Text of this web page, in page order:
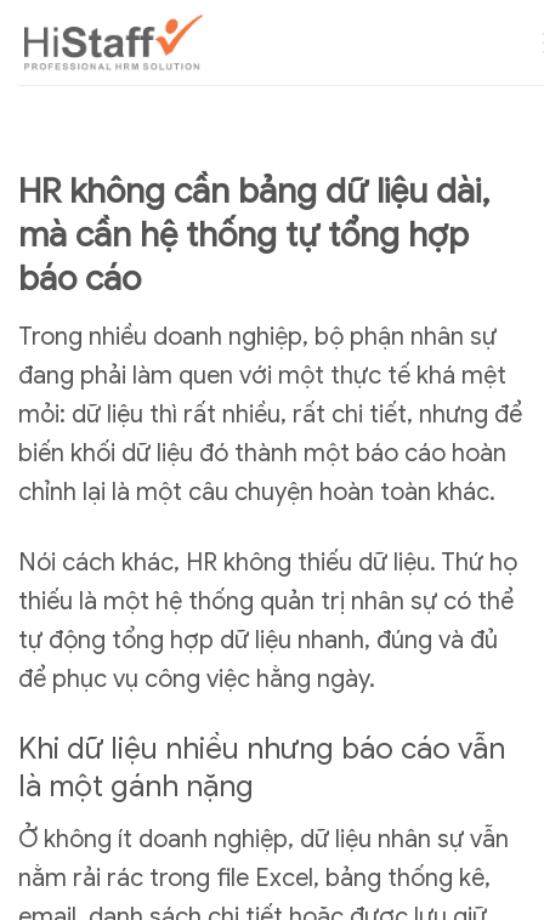
HR không cần bảng dữ liệu dài,
mà cần hệ thống tự tổng hợp
báo cáo
Trong nhiều doanh nghiệp, bộ phận nhân sự
đang phải làm quen với một thực tế khá mệt
mỏi: dữ liệu thì rất nhiều, rất chi tiết, nhưng để
biến khối dữ liệu đó thành một báo cáo hoàn
chỉnh lại là một câu chuyện hoàn toàn khác.
Nói cách khác, HR không thiếu dữ liệu. Thứ họ
thiếu là một hệ thống quản trị nhân sự có thể
tự động tổng hợp dữ liệu nhanh, đúng và đủ
để phục vụ công việc hằng ngày.
Khi dữ liệu nhiều nhưng báo cáo vẫn
là một gánh nặng
Ở không ít doanh nghiệp, dữ liệu nhân sự vẫn
nằm rải rác trong file Excel, bảng thống kê,